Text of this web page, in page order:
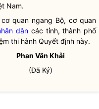
Nam.
quan ngang Bộ, cơ quan
dân các tỉnh, thành phố
thi hành Quyết định này.
Phan Văn Khải
(Đã Ký)